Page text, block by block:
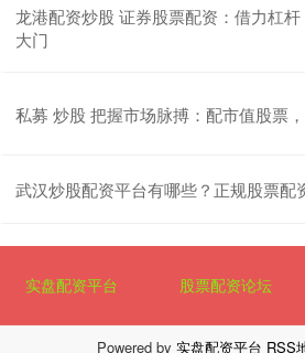
龙港配资炒股 证券股票配资：借力杠杆
大门
私募 炒股 把握市场脉搏：配市值股票
武汉炒股配资平台有哪些？正规股票配
实盘配资平台 股票配资论坛
Powered by 实盘配资平台 RSS